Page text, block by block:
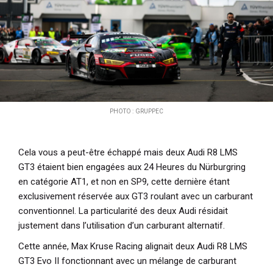
PHOTO : GRUPPEC
Cela vous a peut-être échappé mais deux Audi R8 LMS
GT3 étaient bien engagées aux 24 Heures du Nürburgring
en catégorie AT1, et non en SP9, cette dernière étant
exclusivement réservée aux GT3 roulant avec un carburant
conventionnel. La particularité des deux Audi résidait
justement dans l’utilisation d’un carburant alternatif.
Cette année, Max Kruse Racing alignait deux Audi R8 LMS
GT3 Evo II fonctionnant avec un mélange de carburant